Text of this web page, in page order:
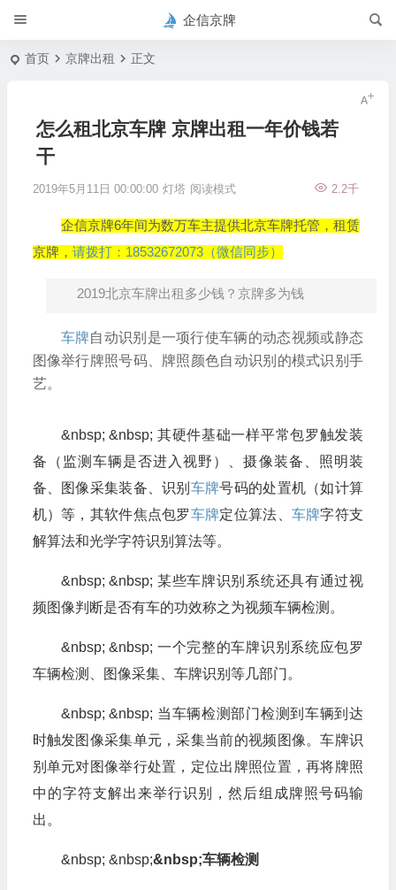
企信京牌
首页 京牌出租 正文
怎么租北京车牌 京牌出租一年价钱若
干
2019年5月11日 00:00:00 灯塔 2.2千
阅读模式
企信京牌6年间为数万车主提供北京车牌托管，租赁
京牌， 请拨打：18532672073（微信同步）
2019北京车牌出租多少钱？京牌多为钱
车牌自动识别是一项行使车辆的动态视频或静态
图像举行牌照号码、牌照颜色自动识别的模式识别手
艺。
&nbsp; &nbsp; 其硬件基础一样平常包罗触发装
备（监测车辆是否进入视野）、摄像装备、照明装
备、图像采集装备、识别 车牌号码的处置机（如计算
机）等，其软件焦点包罗车牌定位算法、 车牌字符支
解算法和光学字符识别算法等。
&nbsp; &nbsp; 某些车牌识别系统还具有通过视
频图像判断是否有车的功效称之为视频车辆检测。
&nbsp; &nbsp; 一个完整的车牌识别系统应包罗
车辆检测、图像采集、车牌识别等几部门。
&nbsp; &nbsp; 当车辆检测部门检测到车辆到达
时触发图像采集单元，采集当前的视频图像。车牌识
别单元对图像举行处置，定位出牌照位置，再将牌照
中的字符支解出来举行识别，然后组成牌照号码输
出。
&nbsp; &nbsp;&nbsp;车辆检测